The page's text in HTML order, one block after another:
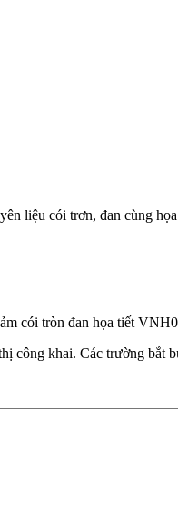
liệu cói trơn, đan cùng
cói tròn đan họa tiết
công khai. Các trường bắt